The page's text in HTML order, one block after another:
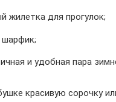
жилетка для прогулок;
шарфик;
и удобная пара
красивую сорочку